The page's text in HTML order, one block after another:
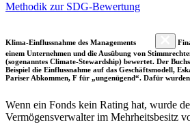
Methodik zur SDG-Bewertung
Klima-Einflussnahme des Managements
einem Unternehmen und die Ausübung von
(sogenanntes Climate-Stewardship) bewertet. Der
Beispiel die Einflussnahme auf das Geschäftsmodell,
Pariser Abkommen, F für „ungenügend“. Dafür
Wenn ein Fonds kein Rating hat, wurde
Vermögensverwalter im Mehrheitsbesitz